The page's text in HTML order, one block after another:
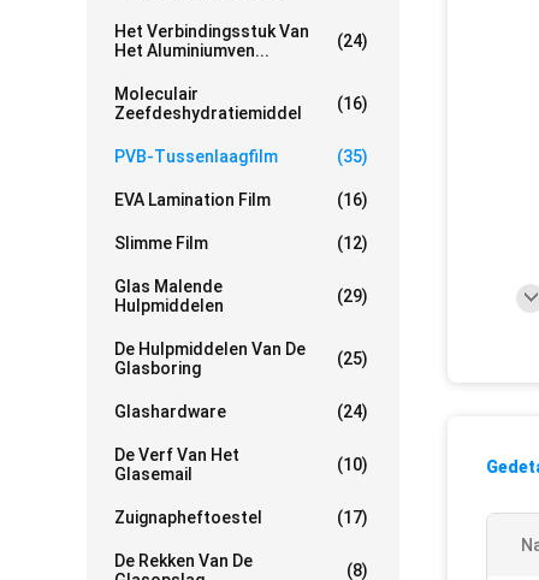
Het Verbindingsstuk Van
Het Aluminiumven...
(24)
Moleculair
Zeefdeshydratiemiddel
(16)
PVB-Tussenlaagfilm (35)
EVA Lamination Film (16)
Slimme Film (12)
Glas Malende
Hulpmiddelen
(29)
De Hulpmiddelen Van De
Glasboring
(25)
Glashardware (24)
De Verf Van Het
Glasemail
(10)
Zuignapheftoestel (17)
De Rekken Van De
(8)